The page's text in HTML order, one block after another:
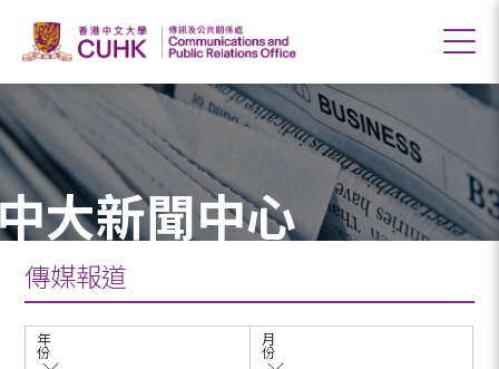
大新聞中心
傳媒報道
年
份
月
份